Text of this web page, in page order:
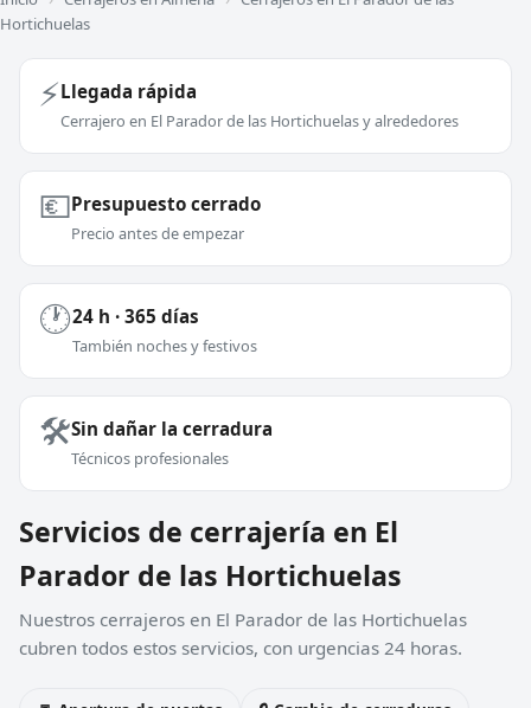
Hortichuelas
⚡Llegada rápida
Cerrajero en El Parador de las Hortichuelas y alrededores
💶Presupuesto cerrado
Precio antes de empezar
🕐24 h · 365 días
También noches y festivos
🛠️Sin dañar la cerradura
Técnicos profesionales
Servicios de cerrajería en El
Parador de las Hortichuelas
Nuestros cerrajeros en El Parador de las Hortichuelas
cubren todos estos servicios, con urgencias 24 horas.